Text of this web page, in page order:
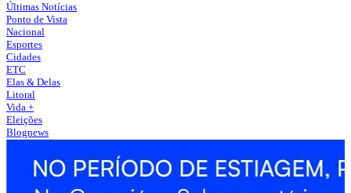
Últimas Notícias
Ponto de Vista
Nacional
Esportes
Cidades
ETC
Elas & Delas
Litoral
Vida +
Eleições
Blognews